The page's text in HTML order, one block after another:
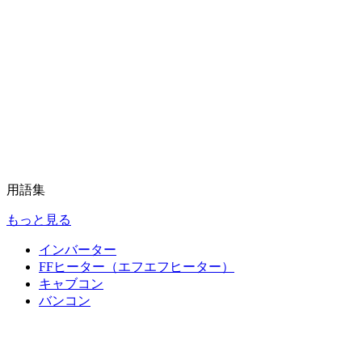
用語集
もっと見る
インバーター
FFヒーター（エフエフヒーター）
キャブコン
バンコン